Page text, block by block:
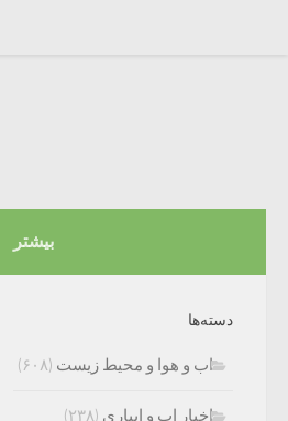
بیشتر
دسته‌ها
اب و هوا و محیط زیست (۶۰۸)
اخبار اب و ابیاری (۲۳۸)